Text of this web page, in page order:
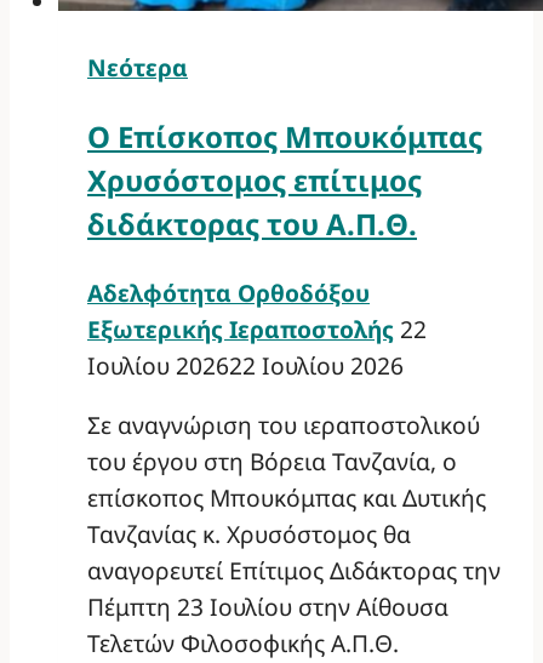
Νεότερα
Ο Επίσκοπος Μπουκόμπας
Χρυσόστομος επίτιμος
διδάκτορας του Α.Π.Θ.
Αδελφότητα Ορθοδόξου
Εξωτερικής Ιεραποστολής 22
Ιουλίου 202622 Ιουλίου 2026
Σε αναγνώριση του ιεραποστολικού
του έργου στη Βόρεια Τανζανία, ο
επίσκοπος Μπουκόμπας και Δυτικής
Τανζανίας κ. Χρυσόστομος θα
αναγορευτεί Επίτιμος Διδάκτορας την
Πέμπτη 23 Ιουλίου στην Αίθουσα
Τελετών Φιλοσοφικής Α.Π.Θ.